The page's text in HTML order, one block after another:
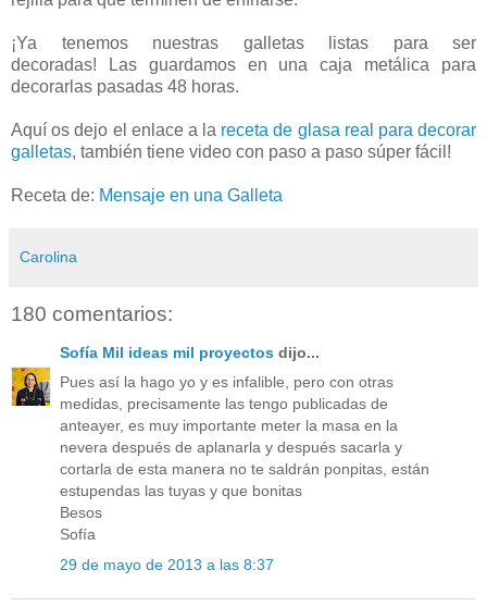
¡Ya tenemos nuestras galletas listas para ser
decoradas! Las guardamos en una caja metálica para
decorarlas pasadas 48 horas.
Aquí os dejo el enlace a la receta de glasa real para decorar
galletas, también tiene video con paso a paso súper fácil!
Receta de: Mensaje en una Galleta
Carolina
180 comentarios:
Sofía Mil ideas mil proyectos dijo...
Pues así la hago yo y es infalible, pero con otras
medidas, precisamente las tengo publicadas de
anteayer, es muy importante meter la masa en la
nevera después de aplanarla y después sacarla y
cortarla de esta manera no te saldrán ponpitas, están
estupendas las tuyas y que bonitas
Besos
Sofía
29 de mayo de 2013 a las 8:37